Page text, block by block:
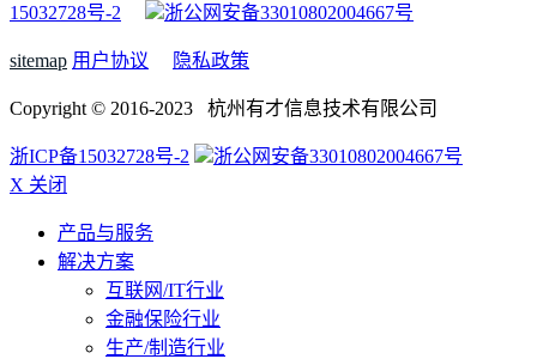
15032728号-2
浙公网安备33010802004667号
sitemap 用户协议 隐私政策
Copyright © 2016-2023 杭州有才信息技术有限公司
浙ICP备15032728号-2
浙公网安备33010802004667号
X 关闭
产品与服务
解决方案
互联网/IT行业
金融保险行业
生产/制造行业